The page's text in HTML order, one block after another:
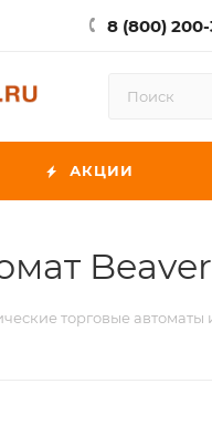
8 (800) 200-
АКЦИИ
торговые